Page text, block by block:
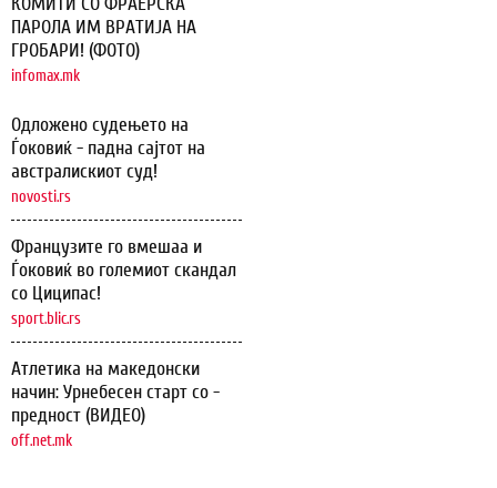
ПАРОЛА ИМ ВРАТИЈА НА
ГРОБАРИ! (ФОТО)
infomax.mk
Одложено судењето на
Ѓоковиќ - падна сајтот на
австралискиот суд!
novosti.rs
Французите го вмешаа и
Ѓоковиќ во големиот скандал
со Циципас!
sport.blic.rs
Атлетика на македонски
начин: Урнебесен старт со -
предност (ВИДЕО)
off.net.mk